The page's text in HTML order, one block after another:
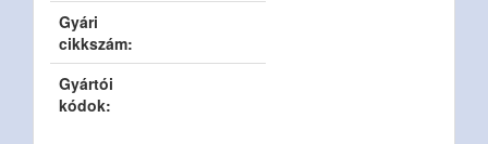
Gyári
cikkszám:
Gyártói
kódok: